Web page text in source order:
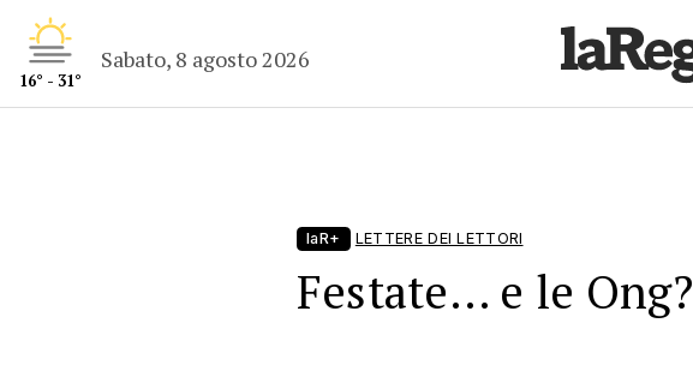
16° - 31°
Sabato, 8 agosto 2026
laR+ LETTERE DEI LETTORI
Festate… e le Ong?